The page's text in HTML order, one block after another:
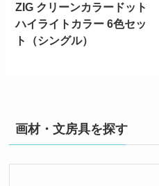
ZIG クリーンカラードット
ハイライトカラー 6色セッ
ト（シングル）
画材・文房具を探す